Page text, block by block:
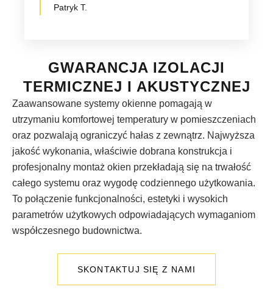
Patryk T.
GWARANCJA IZOLACJI
TERMICZNEJ I AKUSTYCZNEJ
Zaawansowane systemy okienne pomagają w
utrzymaniu komfortowej temperatury w pomieszczeniach
oraz pozwalają ograniczyć hałas z zewnątrz. Najwyższa
jakość wykonania, właściwie dobrana konstrukcja i
profesjonalny montaż okien przekładają się na trwałość
całego systemu oraz wygodę codziennego użytkowania.
To połączenie funkcjonalności, estetyki i wysokich
parametrów użytkowych odpowiadających wymaganiom
współczesnego budownictwa.
SKONTAKTUJ SIĘ Z NAMI